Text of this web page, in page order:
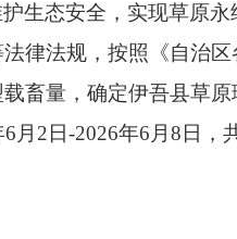
生态安全，实现草原
法律法规，按照《自治
畜量，确定伊吾县草
6 月 2 日-2026年6 月8日 ，